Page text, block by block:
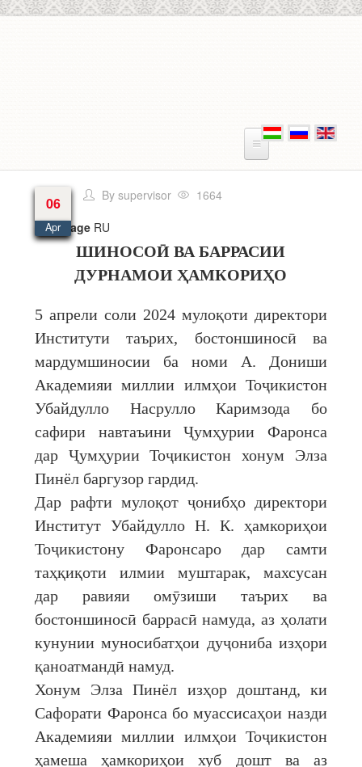
06
Apr
Bysupervisor
1664
Language RU
ШИНОСОӢ ВА БАРРАСИИ
ДУРНАМОИ ҲАМКОРИҲО
5 апрели соли 2024 мулоқоти директори
Институти таърих, бостоншиносӣ ва
мардумшиносии ба номи А. Дониши
Академияи миллии илмҳои Тоҷикистон
Убайдулло Насрулло Каримзода бо
сафири навтаъини Ҷумҳурии Фаронса
дар Ҷумҳурии Тоҷикистон хонум Элза
Пинёл баргузор гардид.
Дар рафти мулоқот ҷонибҳо директори
Институт Убайдулло Н. К. ҳамкориҳои
Тоҷикистону Фаронсаро дар самти
таҳқиқоти илмии муштарак, махсусан
дар равияи омӯзиши таърих ва
бостоншиносӣ баррасӣ намуда, аз ҳолати
кунунии муносибатҳои дуҷониба изҳори
қаноатмандӣ намуд.
Хонум Элза Пинёл изҳор доштанд, ки
Сафорати Фаронса бо муассисаҳои назди
Академияи миллии илмҳои Тоҷикистон
ҳамеша ҳамкориҳои хуб дошт ва аз